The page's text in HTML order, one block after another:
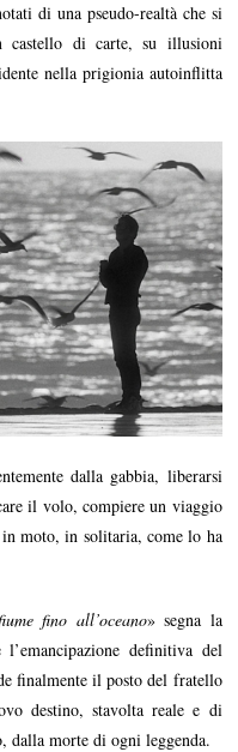
di una pseudo-realtà che si
di carte, su illusioni
nella prigionia autoinflitta
dalla gabbia, liberarsi
il volo, compiere un viaggio
moto, in solitaria, come lo ha
fino all’oceano» segna la
definitiva del
finalmente il posto del fratello
destino, stavolta reale e di
dalla morte di ogni leggenda.